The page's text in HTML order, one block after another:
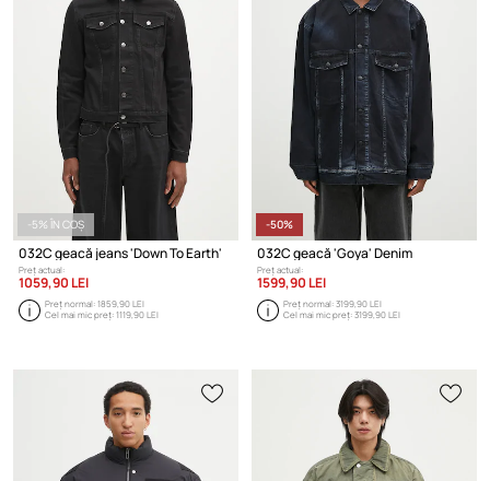
-5% ÎN COȘ
032C geacă jeans 'Down To Earth'
Preț actual:
1059,90 LEI
Preț normal:1859,90 LEI
Cel mai mic preț:1119,90 LEI
-50%
032C geacă 'Goya' Denim
Preț actual:
1599,90 LEI
Preț normal:3199,90 LEI
Cel mai mic preț:3199,90 LEI